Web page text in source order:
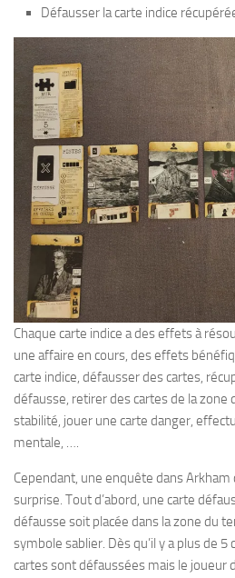
Défausser la carte indice
Chaque carte indice a des effets à
une affaire en cours, des effets
carte indice, défausser des cartes,
défausse, retirer des cartes de la zone
stabilité, jouer une carte danger,
mentale, ….
Cependant, une enquête dans
surprise. Tout d’abord, une carte
défausse soit placée dans la zone du
symbole sablier. Dès qu’il y a plus de
cartes sont défaussées mais le joueur